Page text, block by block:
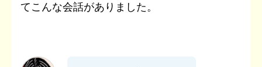
てこんな会話がありました。